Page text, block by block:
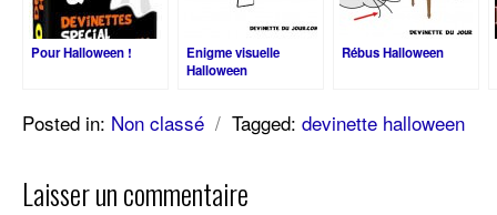
Pour Halloween !
Enigme visuelle
Halloween
Rébus Halloween
Posted in: Non classé / Tagged: devinette halloween
Laisser un commentaire